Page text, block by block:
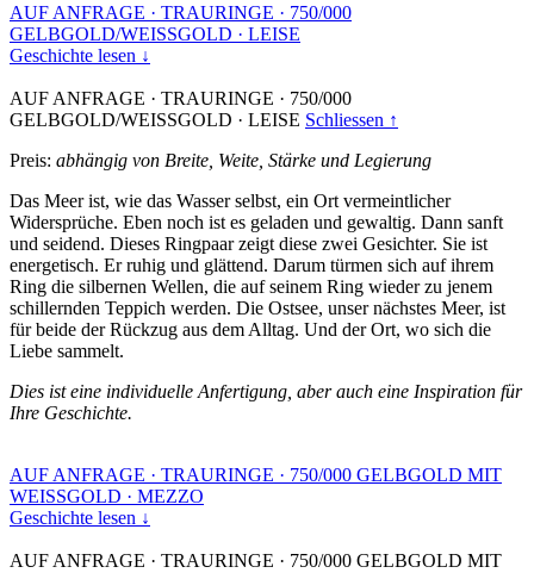
AUF ANFRAGE · TRAURINGE · 750/000
GELBGOLD/WEISSGOLD · LEISE
Geschichte lesen ↓
AUF ANFRAGE · TRAURINGE · 750/000
GELBGOLD/WEISSGOLD · LEISE Schliessen ↑
Preis: abhängig von Breite, Weite, Stärke und Legierung
Das Meer ist, wie das Wasser selbst, ein Ort vermeintlicher
Widersprüche. Eben noch ist es geladen und gewaltig. Dann sanft
und seidend. Dieses Ringpaar zeigt diese zwei Gesichter. Sie ist
energetisch. Er ruhig und glättend. Darum türmen sich auf ihrem
Ring die silbernen Wellen, die auf seinem Ring wieder zu jenem
schillernden Teppich werden. Die Ostsee, unser nächstes Meer, ist
für beide der Rückzug aus dem Alltag. Und der Ort, wo sich die
Liebe sammelt.
Dies ist eine individuelle Anfertigung, aber auch eine Inspiration für
Ihre Geschichte.
AUF ANFRAGE · TRAURINGE · 750/000 GELBGOLD MIT
WEISSGOLD · MEZZO
Geschichte lesen ↓
AUF ANFRAGE · TRAURINGE · 750/000 GELBGOLD MIT